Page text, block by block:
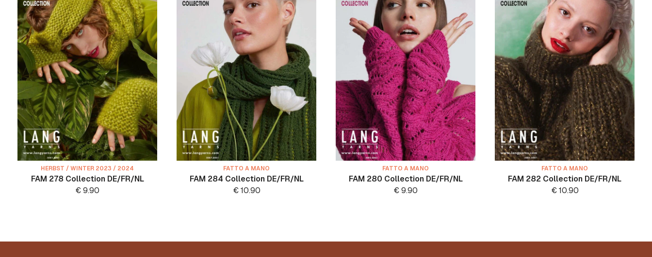
HERBST / WINTER 2023 / 2024
FAM 278 Collection DE/FR/NL
€9.90
FATTO A MANO
FAM 284 Collection DE/FR/NL
€10.90
FATTO A MANO
FAM 280 Collection DE/FR/NL
€9.90
FATTO A MANO
FAM 282 Collection DE/FR/NL
€10.90